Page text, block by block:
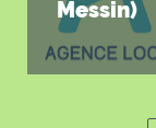
Messin)